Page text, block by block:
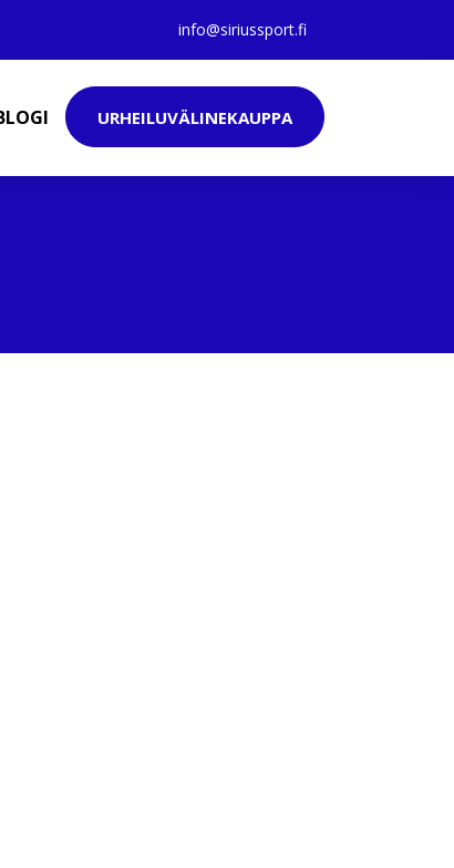
info@siriussport.fi
URHEILUVÄLINEKAUPPA